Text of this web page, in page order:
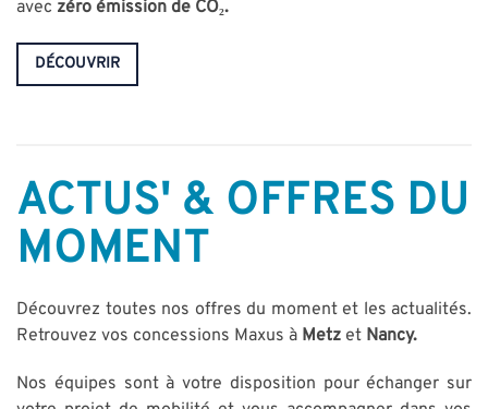
avec zéro émission de CO₂.
DÉCOUVRIR
ACTUS' & OFFRES DU
MOMENT
Découvrez toutes nos offres du moment et les actualités.
Retrouvez vos concessions Maxus à Metz et Nancy.
Nos équipes sont à votre disposition pour échanger sur